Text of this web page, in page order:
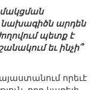
նախագիծն արդեն
պետք է
եւ ինչի՞
որեւէ